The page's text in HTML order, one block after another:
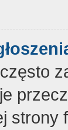
strony